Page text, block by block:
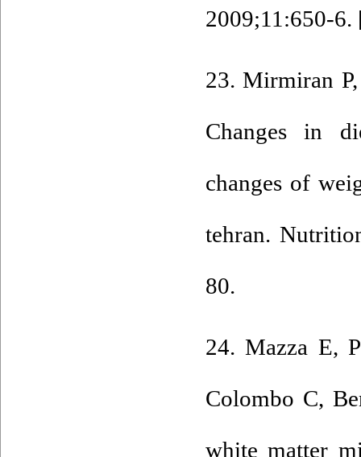
2009;11:650-6.
23. Mirmiran
Changes in
changes of
tehran.
80.
24. Mazza E,
Colombo C,
white matter